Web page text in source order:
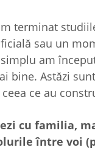
terminat
sau un
am
bine. Astăzi
ce au
cu familia,
între voi